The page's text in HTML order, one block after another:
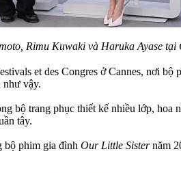
Rimu Kuwaki và Haruka Ayase tại
et des Congres ở Cannes, nơi
như vậy.
bộ trang phục thiết kế nhiều lớp,
tây.
bộ phim gia đình Our Little Sisternăm